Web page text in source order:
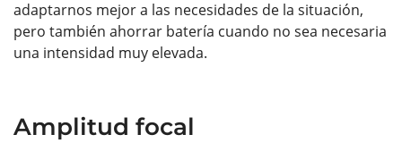
adaptarnos mejor a las necesidades de la situación,
pero también ahorrar batería cuando no sea necesaria
una intensidad muy elevada.
Amplitud focal